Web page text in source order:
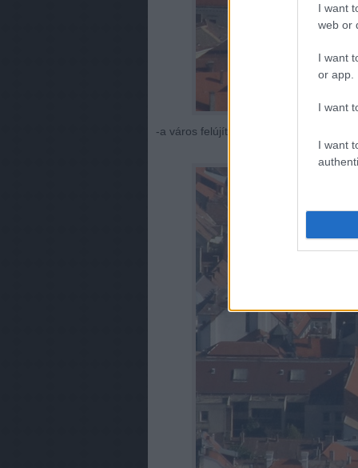
I want
web or
I want
or app.
I want
I want
-a város felújított főtere, a